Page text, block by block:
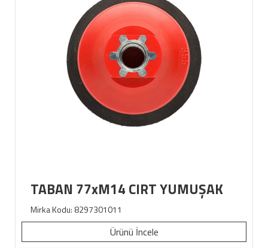
TABAN 77xM14 CIRT YUMUŞAK
Mirka Kodu: 8297301011
Ürünü İncele